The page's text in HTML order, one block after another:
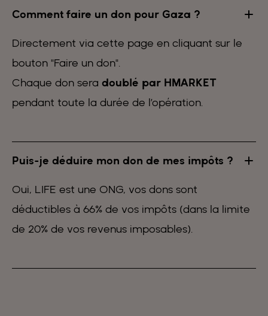
Comment faire un don pour Gaza ?
Directement via cette page en cliquant sur le
bouton "Faire un don".
Chaque don sera doublé par HMARKET
pendant toute la durée de l’opération.
Puis-je déduire mon don de mes impôts ?
Oui, LIFE est une ONG, vos dons sont
déductibles à 66% de vos impôts (dans la limite
de 20% de vos revenus imposables).